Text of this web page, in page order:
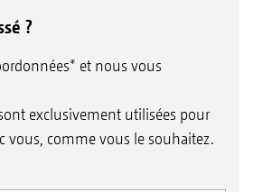
?
et nous vous
exclusivement utilisées pour
vous, comme vous le souhaitez.